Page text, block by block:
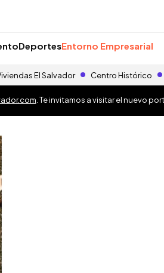
DeportesEntorno Empresarial
El Salvador Centro Histórico
. Te invitamos a visitar el nuevo